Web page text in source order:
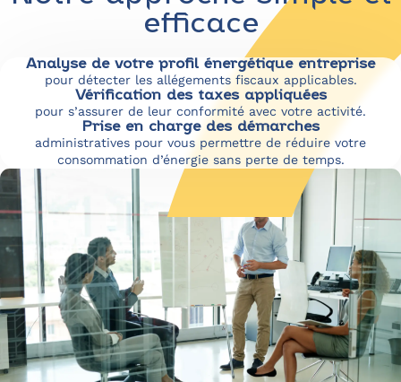
efficace
Analyse de votre profil énergétique entreprise
pour détecter les allégements fiscaux applicables.
Vérification des taxes appliquées
pour s’assurer de leur conformité avec votre activité.
Prise en charge des démarches
administratives pour vous permettre de réduire votre
consommation d’énergie sans perte de temps.